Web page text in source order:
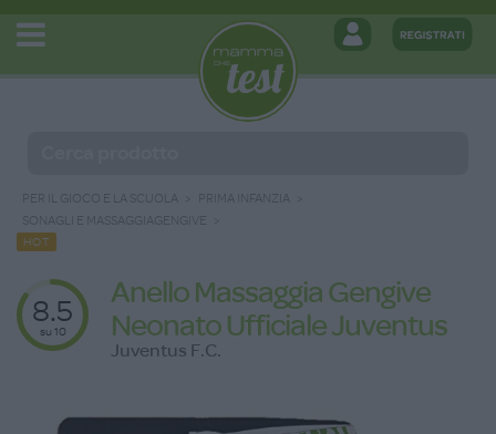
PER IL GIOCO E LA SCUOLA
PRIMA INFANZIA
SONAGLI E MASSAGGIAGENGIVE
HOT
8.5
su 10
Anello Massaggia Gengive
Neonato Ufficiale Juventus
Juventus F.C.